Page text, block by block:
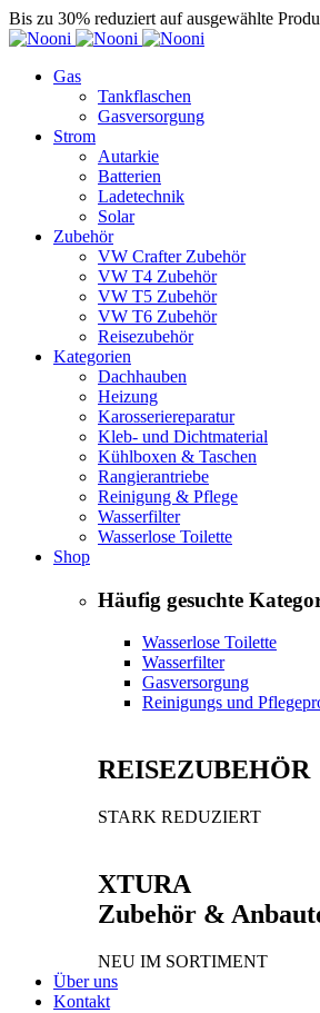
Bis zu 30% reduziert auf ausgewählte
Gas
Tankflaschen
Gasversorgung
Strom
Autarkie
Batterien
Ladetechnik
Solar
Zubehör
VW Crafter Zubehör
VW T4 Zubehör
VW T5 Zubehör
VW T6 Zubehör
Reisezubehör
Kategorien
Dachhauben
Heizung
Karosseriereparatur
Kleb- und Dichtmaterial
Kühlboxen & Taschen
Rangierantriebe
Reinigung & Pflege
Wasserfilter
Wasserlose Toilette
Shop
Häufig gesuchte
Wasserlose Toilette
Wasserfilter
Gasversorgung
Reinigungs und
REISEZUBEHÖR
STARK REDUZIERT
XTURA
Zubehör &
NEU IM SORTIMENT
Über uns
Kontakt